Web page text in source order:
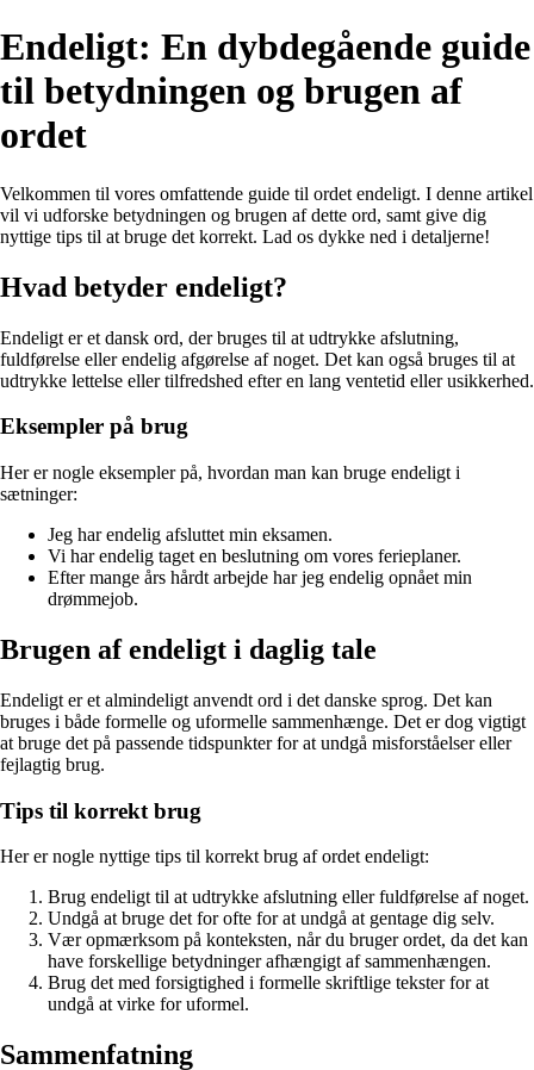
Endeligt: En dybdegående guide
til betydningen og brugen af
ordet
Velkommen til vores omfattende guide til ordet endeligt. I denne artikel
vil vi udforske betydningen og brugen af dette ord, samt give dig
nyttige tips til at bruge det korrekt. Lad os dykke ned i detaljerne!
Hvad betyder endeligt?
Endeligt er et dansk ord, der bruges til at udtrykke afslutning,
fuldførelse eller endelig afgørelse af noget. Det kan også bruges til at
udtrykke lettelse eller tilfredshed efter en lang ventetid eller usikkerhed.
Eksempler på brug
Her er nogle eksempler på, hvordan man kan bruge endeligt i
sætninger:
Jeg har endelig afsluttet min eksamen.
Vi har endelig taget en beslutning om vores ferieplaner.
Efter mange års hårdt arbejde har jeg endelig opnået min
drømmejob.
Brugen af endeligt i daglig tale
Endeligt er et almindeligt anvendt ord i det danske sprog. Det kan
bruges i både formelle og uformelle sammenhænge. Det er dog vigtigt
at bruge det på passende tidspunkter for at undgå misforståelser eller
fejlagtig brug.
Tips til korrekt brug
Her er nogle nyttige tips til korrekt brug af ordet endeligt:
Brug endeligt til at udtrykke afslutning eller fuldførelse af noget.
Undgå at bruge det for ofte for at undgå at gentage dig selv.
Vær opmærksom på konteksten, når du bruger ordet, da det kan
have forskellige betydninger afhængigt af sammenhængen.
Brug det med forsigtighed i formelle skriftlige tekster for at
undgå at virke for uformel.
Sammenfatning